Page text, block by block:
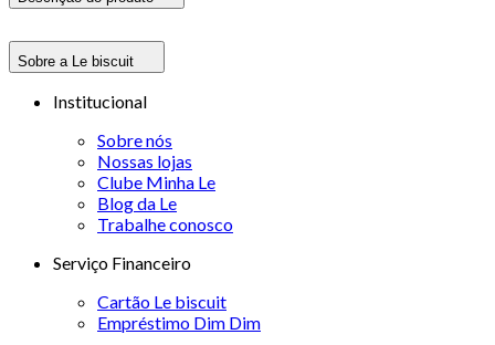
Sobre a Le biscuit
Institucional
Sobre nós
Nossas lojas
Clube Minha Le
Blog da Le
Trabalhe conosco
Serviço Financeiro
Cartão Le biscuit
Empréstimo Dim Dim